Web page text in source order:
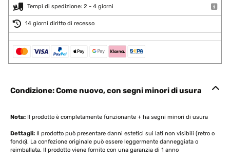
Tempi di spedizione: 2 - 4 giorni
14 giorni diritto di recesso
Condizione: Come nuovo, con segni minori di usura
Nota: Il prodotto è completamente funzionante + ha segni minori di usura
Dettagli: Il prodotto può presentare danni estetici sui lati non visibili (retro o
fondo). La confezione originale può essere leggermente danneggiata o
reimballata. Il prodotto viene fornito con una garanzia di 1 anno